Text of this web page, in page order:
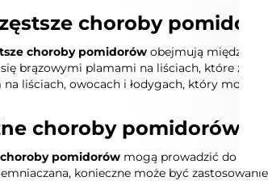
choroby
choroby pomidorów obejmują między
brązowymi plamami na liściach, które z
liściach, owocach i łodygach, który może
choroby pomidorów:
pomidorów mogą prowadzić do
konieczne może być